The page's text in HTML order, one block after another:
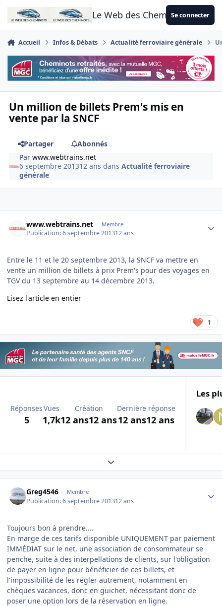
Aller au contenu
Le Web des CheminotsSe connecter
Accueil Infos & Débats Actualité ferroviaire générale
Un million de billets Prem's mis en
vente par la SNCF
Partager
Abonnés
Parwww.webtrains.net
6 septembre 201312 ans dansActualité ferroviaire
générale
www.webtrains.net Membre
Publication:6 septembre 201312 ans
Entre le 11 et le 20 septembre 2013, la SNCF va mettre en
vente un million de billets à prix Prem's pour des voyages en
TGV du 13 septembre au 14 décembre 2013.
Lisez l'article en entier
1
Réponses
5
Vues
1,7k
Création
12 ans12 ans
Dernière réponse
12 ans12 ans
Les
Expand topic overview
Greg4546 Membre
Publication:6 septembre 201312 ans
Toujours bon à prendre....
En marge de ces tarifs disponible UNIQUEMENT par paiement
IMMÉDIAT sur le net, une association de consommateur se
penche, suite à des interpellations de clients, sur l'obligation
de payer en ligne pour bénéficier de ces billets, et
l'impossibilité de les régler autrement, notamment en
chèques vacances, donc en guichet, nécessitant donc de
poser une option lors de la réservation en ligne.